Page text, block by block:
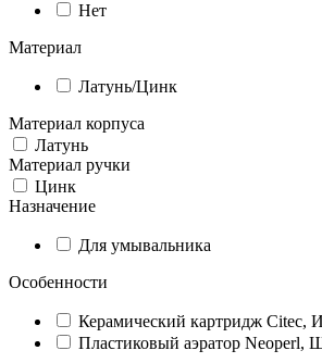
Нет
Материал
Латунь/Цинк
Материал корпуса
Латунь
Материал ручки
Цинк
Назначение
Для умывальника
Особенности
Керамический картридж Citec,
Пластиковый аэратор Neoperl,